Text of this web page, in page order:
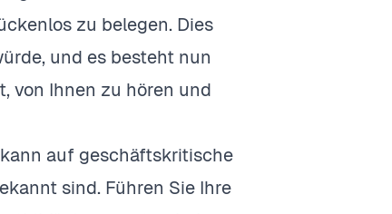
zu belegen. Dies
und es besteht nun
von Ihnen zu hören und
auf geschäftskritische
sind. Führen Sie Ihre